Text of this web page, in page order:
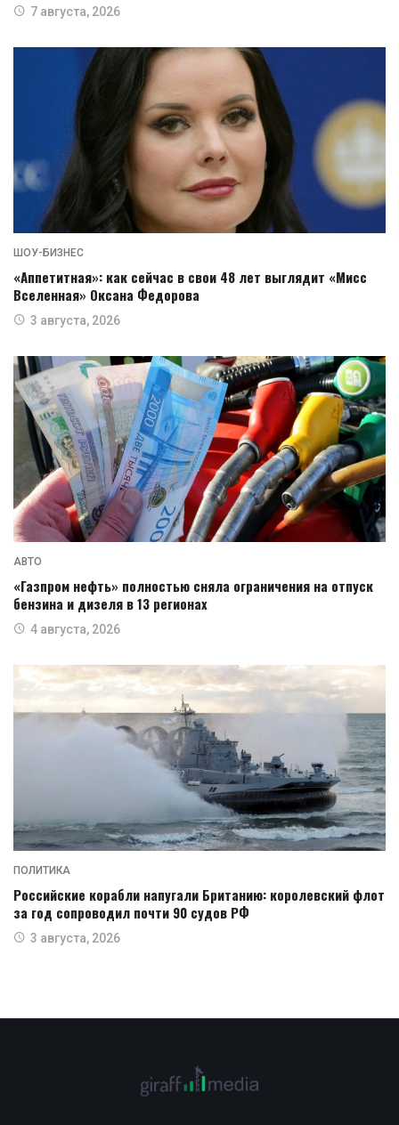
7 августа, 2026
ШОУ-БИЗНЕС
«Аппетитная»: как сейчас в свои 48 лет выглядит «Мисс
Вселенная» Оксана Федорова
3 августа, 2026
АВТО
«Газпром нефть» полностью сняла ограничения на отпуск
бензина и дизеля в 13 регионах
4 августа, 2026
ПОЛИТИКА
Российские корабли напугали Британию: королевский флот
за год сопроводил почти 90 судов РФ
3 августа, 2026